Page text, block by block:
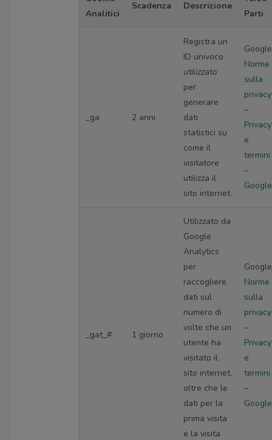
Analitici
Scadenza Descrizione
Parti
_ga 2 anni
Registra un
ID univoco
utilizzato
per
generare
dati
statistici su
come il
visitatore
utilizza il
sito internet.
Norme
sulla
privacy
–
Privacy
e
termini
–
Google
_gat_# 1 giorno
Utilizzato da
Google
Analytics
per
raccogliere
dati sul
numero di
volte che un
utente ha
visitato il
sito internet,
oltre che le
dati per la
prima visita
e la visita
Norme
sulla
privacy
–
Privacy
e
termini
–
Google